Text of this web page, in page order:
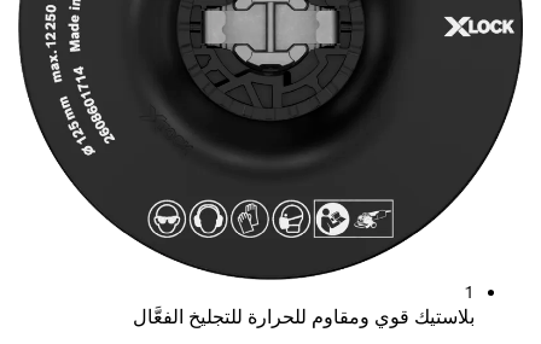
1
بلاستيك قوي ومقاوم للحرارة للتجليخ الفعَّال